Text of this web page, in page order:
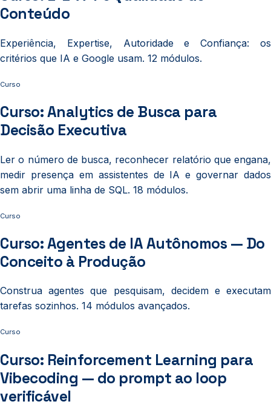
Conteúdo
Experiência, Expertise, Autoridade e Confiança: os
critérios que IA e Google usam. 12 módulos.
Curso
Curso: Analytics de Busca para
Decisão Executiva
Ler o número de busca, reconhecer relatório que engana,
medir presença em assistentes de IA e governar dados
sem abrir uma linha de SQL. 18 módulos.
Curso
Curso: Agentes de IA Autônomos — Do
Conceito à Produção
Construa agentes que pesquisam, decidem e executam
tarefas sozinhos. 14 módulos avançados.
Curso
Curso: Reinforcement Learning para
Vibecoding — do prompt ao loop
verificável